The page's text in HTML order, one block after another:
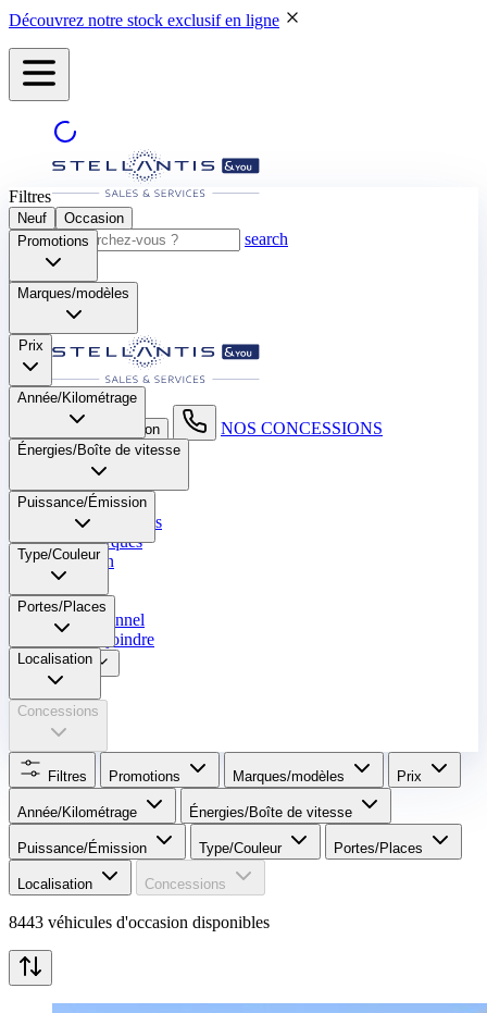
Découvrez notre stock exclusif en ligne
search
search button - icon NOS CONCESSIONS
Neuf
Occasion
Nos promotions
Nos marques
Entretien
Reprise
Professionnel
Nous rejoindre
Plus
Filtres
Neuf
Occasion
Promotions
Marques/modèles
Prix
Année/Kilométrage
Énergies/Boîte de vitesse​
Puissance/Émission
Type/Couleur
Portes/Places
Localisation
Concessions
Filtres Promotions Marques/modèles Prix
Année/Kilométrage Énergies/Boîte de vitesse​
Puissance/Émission Type/Couleur Portes/Places
Localisation Concessions
8443 véhicules d'occasion disponibles